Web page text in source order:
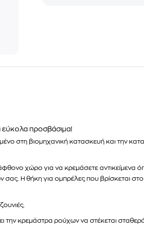
εύκολα προσβάσιμα!
στη βιομηχανική κατασκευή και την
χώρο για να κρεμάσετε αντικείμενα
Η θήκη για ομπρέλες που βρίσκεται στο
την κρεμάστρα ρούχων να στέκεται